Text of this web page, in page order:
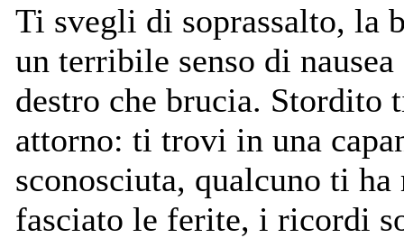
Ti svegli di soprassalto, la
un terribile senso di
destro che brucia. Stordito
attorno: ti trovi in una
sconosciuta, qualcuno ti ha
fasciato le ferite, i ricordi